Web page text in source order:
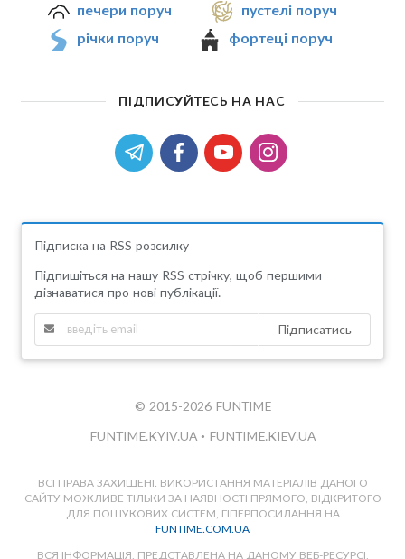
печери поруч
пустелі поруч
річки поруч
фортеці поруч
ПІДПИСУЙТЕСЬ НА НАС
Підписка на RSS розсилку
Підпишіться на нашу RSS стрічку, щоб першими
дізнаватися про нові публікації.
Підписатись
© 2015-2026 FUNTIME
FUNTIME.KYIV.UA • FUNTIME.KIEV.UA
ВСІ ПРАВА ЗАХИЩЕНІ. ВИКОРИСТАННЯ МАТЕРІАЛІВ ДАНОГО
САЙТУ МОЖЛИВЕ ТІЛЬКИ ЗА НАЯВНОСТІ ПРЯМОГО, ВІДКРИТОГО
ДЛЯ ПОШУКОВИХ СИСТЕМ, ГІПЕРПОСИЛАННЯ НА
FUNTIME.COM.UA
ВСЯ ІНФОРМАЦІЯ, ПРЕДСТАВЛЕНА НА ДАНОМУ ВЕБ-РЕСУРСІ,